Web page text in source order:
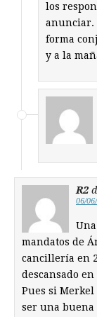
los
anunciar.
forma
y a la
R2
06/
mandatos de
cancillería en
descansado
Pues si
ser una buena